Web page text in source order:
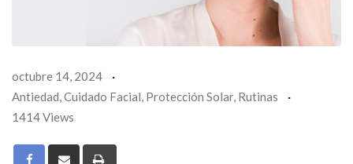
octubre 14, 2024
Antiedad,Cuidado Facial, Protección Solar, Rutinas
1414 Views